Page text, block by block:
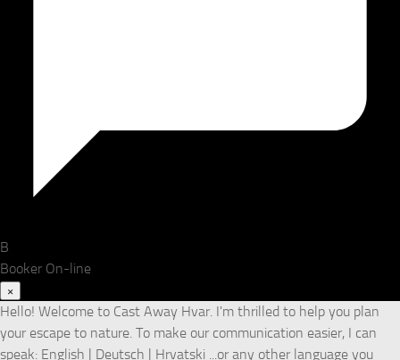
B
Booker On-line
×
Hello! Welcome to Cast Away Hvar. I'm thrilled to help you plan
your escape to nature. To make our communication easier, I can
speak: English | Deutsch | Hrvatski ...or any other language you